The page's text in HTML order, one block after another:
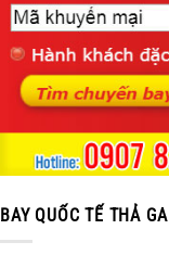
BAY QUỐC TẾ THẢ GA